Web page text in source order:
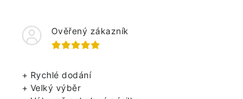
Ověřený zákazník
+ Rychlé dodání
+ Velký výběr